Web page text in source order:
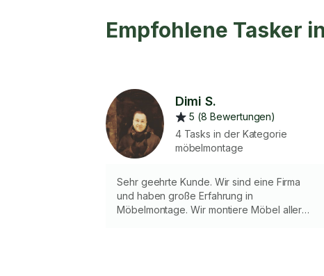
Empfohlene Tasker
Dimi S.
5 (8 Bewertungen)
4 Tasks in der Kategorie
möbelmontage
Sehr geehrte Kunde. Wir sind eine Firma
und haben große Erfahrung in
Möbelmontage. Wir montiere Möbel aller